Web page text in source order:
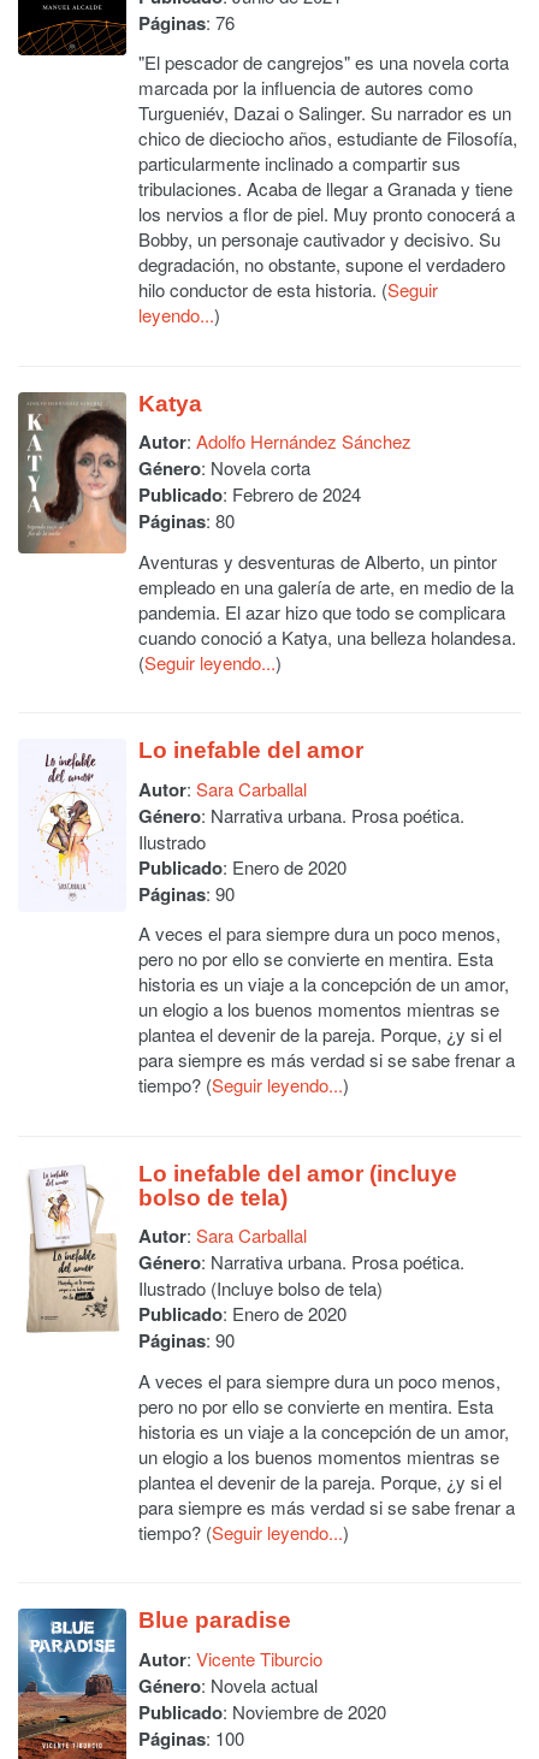
Páginas: 76
"El pescador de cangrejos" es una novela corta
marcada por la influencia de autores como
Turgueniév, Dazai o Salinger. Su narrador es un
chico de dieciocho años, estudiante de Filosofía,
particularmente inclinado a compartir sus
tribulaciones. Acaba de llegar a Granada y tiene
los nervios a flor de piel. Muy pronto conocerá a
Bobby, un personaje cautivador y decisivo. Su
degradación, no obstante, supone el verdadero
hilo conductor de esta historia. (Seguir
leyendo...)
Katya
Autor: Adolfo Hernández Sánchez
Género: Novela corta
Publicado: Febrero de 2024
Páginas: 80
Aventuras y desventuras de Alberto, un pintor
empleado en una galería de arte, en medio de la
pandemia. El azar hizo que todo se complicara
cuando conoció a Katya, una belleza holandesa.
(Seguir leyendo...)
Lo inefable del amor
Autor: Sara Carballal
Género: Narrativa urbana. Prosa poética.
Ilustrado
Publicado: Enero de 2020
Páginas: 90
A veces el para siempre dura un poco menos,
pero no por ello se convierte en mentira. Esta
historia es un viaje a la concepción de un amor,
un elogio a los buenos momentos mientras se
plantea el devenir de la pareja. Porque, ¿y si el
para siempre es más verdad si se sabe frenar a
tiempo? (Seguir leyendo...)
Lo inefable del amor (incluye
bolso de tela)
Autor: Sara Carballal
Género: Narrativa urbana. Prosa poética.
Ilustrado (Incluye bolso de tela)
Publicado: Enero de 2020
Páginas: 90
A veces el para siempre dura un poco menos,
pero no por ello se convierte en mentira. Esta
historia es un viaje a la concepción de un amor,
un elogio a los buenos momentos mientras se
plantea el devenir de la pareja. Porque, ¿y si el
para siempre es más verdad si se sabe frenar a
tiempo? (Seguir leyendo...)
Blue paradise
Autor: Vicente Tiburcio
Género: Novela actual
Publicado: Noviembre de 2020
Páginas: 100